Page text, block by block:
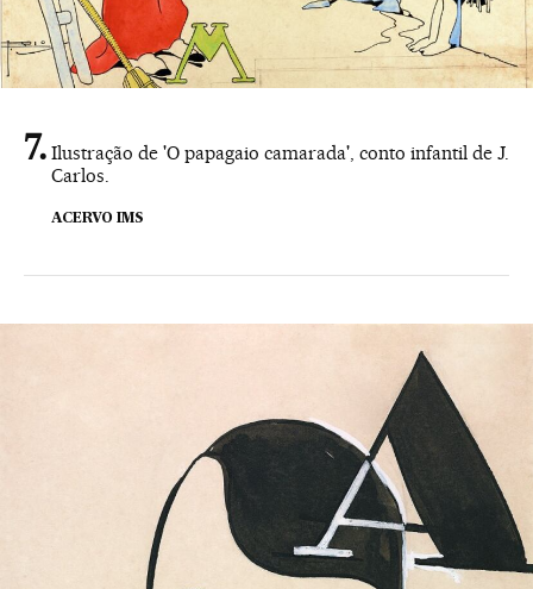
Ilustração de 'O papagaio camarada', conto infantil de J.
Carlos.
ACERVO IMS